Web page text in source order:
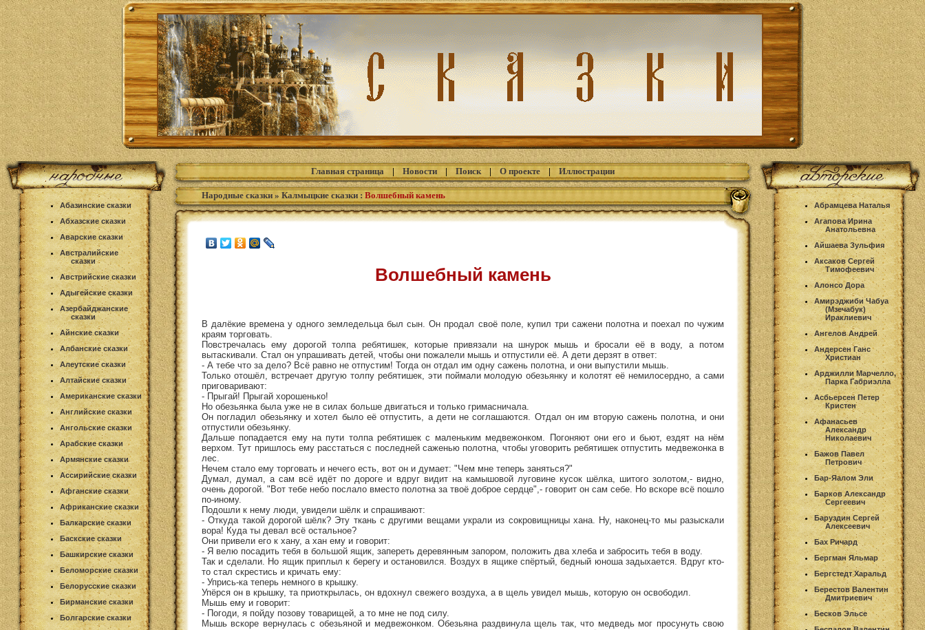
Абазинские сказки
Абхазские сказки
Аварские сказки
Австралийские
сказки
Австрийские сказки
Адыгейские сказки
Азербайджанские
сказки
Айнские сказки
Албанские сказки
Алеутские сказки
Алтайские сказки
Американские сказки
Английские сказки
Ангольские сказки
Арабские сказки
Армянские сказки
Ассирийские сказки
Афганские сказки
Африканские сказки
Балкарские сказки
Баскские сказки
Башкирские сказки
Беломорские сказки
Белорусские сказки
Бирманские сказки
Болгарские сказки
Главная страница| Новости| Поиск| О проекте| Иллюстрации
Народные сказки » Калмыцкие сказки : Волшебный камень
Волшебный камень
В далёкие времена у одного земледельца был сын. Он продал своё поле, купил три сажени полотна и поехал по чужим
краям торговать.
Повстречалась ему дорогой толпа ребятишек, которые привязали на шнурок мышь и бросали её в воду, а потом
вытаскивали. Стал он упрашивать детей, чтобы они пожалели мышь и отпустили её. А дети дерзят в ответ:
- А тебе что за дело? Всё равно не отпустим! Тогда он отдал им одну сажень полотна, и они выпустили мышь.
Только отошёл, встречает другую толпу ребятишек, эти поймали молодую обезьянку и колотят её немилосердно, а сами
приговаривают:
- Прыгай! Прыгай хорошенько!
Но обезьянка была уже не в силах больше двигаться и только гримасничала.
Он погладил обезьянку и хотел было её отпустить, а дети не соглашаются. Отдал он им вторую сажень полотна, и они
отпустили обезьянку.
Дальше попадается ему на пути толпа ребятишек с маленьким медвежонком. Погоняют они его и бьют, ездят на нём
верхом. Тут пришлось ему расстаться с последней саженью полотна, чтобы уговорить ребятишек отпустить медвежонка в
лес.
Нечем стало ему торговать и нечего есть, вот он и думает: "Чем мне теперь заняться?"
Думал, думал, а сам всё идёт по дороге и вдруг видит на камышовой луговине кусок шёлка, шитого золотом,- видно,
очень дорогой. "Вот тебе небо послало вместо полотна за твоё доброе сердце",- говорит он сам себе. Но вскоре всё пошло
по-иному.
Подошли к нему люди, увидели шёлк и спрашивают:
- Откуда такой дорогой шёлк? Эту ткань с другими вещами украли из сокровищницы хана. Ну, наконец-то мы разыскали
вора! Куда ты девал всё остальное?
Они привели его к хану, а хан ему и говорит:
- Я велю посадить тебя в большой ящик, запереть деревянным запором, положить два хлеба и забросить тебя в воду.
Так и сделали. Но ящик приплыл к берегу и остановился. Воздух в ящике спёртый, бедный юноша задыхается. Вдруг кто-
то стал скрестись и кричать ему:
- Упрись-ка теперь немного в крышку.
Упёрся он в крышку, та приоткрылась, он вдохнул свежего воздуха, а в щель увидел мышь, которую он освободил.
Мышь ему и говорит:
- Погоди, я пойду позову товарищей, а то мне не под силу.
Мышь вскоре вернулась с обезьяной и медвежонком. Обезьяна раздвинула щель так, что медведь мог просунуть свою
Абрамцева Наталья
Агапова Ирина
Анатольевна
Айшаева Зульфия
Аксаков Сергей
Тимофеевич
Алонсо Дора
Амирэджиби Чабуа
(Мзечабук)
Ираклиевич
Ангелов Андрей
Андерсен Ганс
Христиан
Арджилли Марчелло,
Парка Габриэлла
Асбьерсен Петер
Кристен
Афанасьев
Александр
Николаевич
Бажов Павел
Петрович
Бар-Яалом Эли
Барков Александр
Сергеевич
Баруздин Сергей
Алексеевич
Бах Ричард
Бергман Яльмар
Бергстедт Харальд
Берестов Валентин
Дмитриевич
Бесков Эльсе